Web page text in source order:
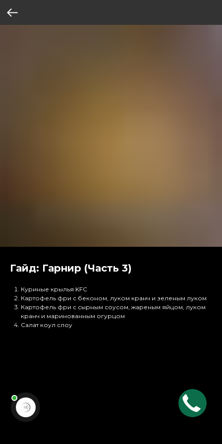
Гайд: Гарнир (Часть 3)
Куриные крылья KFC
Картофель фри с беконом, луком кранч и зеленым луком
Картофель фри с сырным соусом, жареным яйцом, луком
кранч и маринованным огурцом
Салат коул слоу